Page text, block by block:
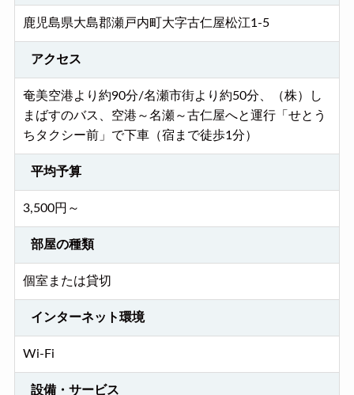
鹿児島県大島郡瀬戸内町大字古仁屋松江1-5
アクセス
奄美空港より約90分/名瀬市街より約50分、（株）し
まばすのバス、空港～名瀬～古仁屋へと運行「せとう
ちタクシー前」で下車（宿まで徒歩1分）
平均予算
3,500円～
部屋の種類
個室または貸切
インターネット環境
Wi-Fi
設備・サービス